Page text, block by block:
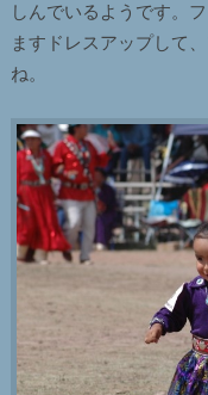
しんでいるようです。
ますドレスアップして
ね。